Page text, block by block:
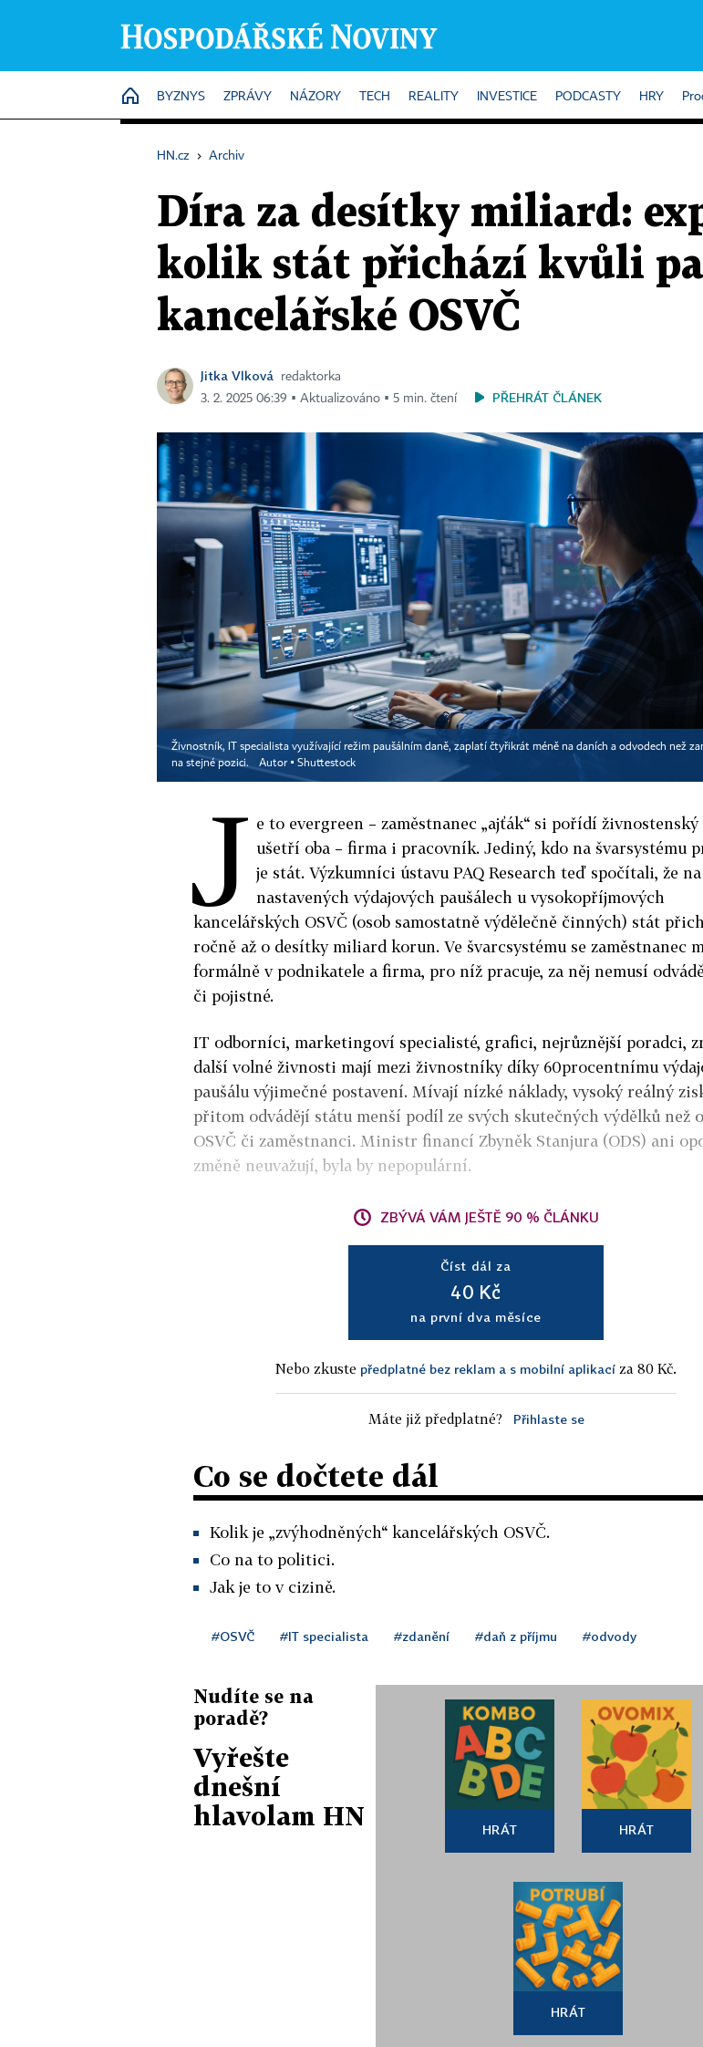
HOME
BYZNYS ZPRÁVY NÁZORY TECH REALITY INVESTICE PODCASTY HRY
HN.cz › Archiv
Díra za desítky miliard:
kolik stát přichází kvůli
kancelářské OSVČ
Jitka Vlková
redaktorka
3. 2. 2025 06:39 ▪ Aktualizováno ▪ 5 min. čtení
PŘEHRÁT ČLÁNEK
Živnostník, IT specialista využívající režim paušálním daně, zaplatí čtyřikrát méně na daních a odvodech než
na stejné pozici.
Autor ▪ Shuttestock
J e to evergreen – zaměstnanec „ajťák“ si pořídí
ušetří oba – firma i pracovník. Jediný, kdo na švarsystému
je stát. Výzkumníci ústavu PAQ Research teď spočítali, že
nastavených výdajových paušálech u vysokopříjmových
kancelářských OSVČ (osob samostatně výdělečně činných) stát
ročně až o desítky miliard korun. Ve švarcsystému se zaměstnanec
formálně v podnikatele a firma, pro níž pracuje, za něj nemusí
či pojistné.
IT odborníci, marketingoví specialisté, grafici, nejrůznější poradci,
další volné živnosti mají mezi živnostníky díky 60procentnímu
paušálu výjimečné postavení. Mívají nízké náklady, vysoký reálný
přitom odvádějí státu menší podíl ze svých skutečných výdělků než
OSVČ či zaměstnanci. Ministr financí Zbyněk Stanjura (ODS) ani
změně neuvažují, byla by nepopulární.
ZBÝVÁ VÁM JEŠTĚ 90 % ČLÁNKU
Číst dál za
40 Kč
na první dva měsíce
Nebo zkuste předplatné bez reklam a s mobilní aplikací za 80 Kč.
Máte již předplatné? Přihlaste se
Co se dočtete dál
Kolik je „zvýhodněných“ kancelářských OSVČ.
Co na to politici.
Jak je to v cizině.
#OSVČ #IT specialista #zdanění #daň z příjmu #odvody
Nudíte se na
poradě?
Vyřešte
dnešní
hlavolam HN
HRÁT HRÁT
HRÁT